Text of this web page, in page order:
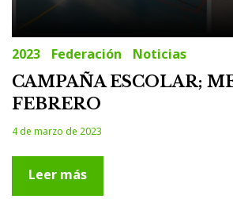
2023 Federación Noticias
CAMPAÑA ESCOLAR;
FEBRERO
4 de marzo de 2023
Leer más